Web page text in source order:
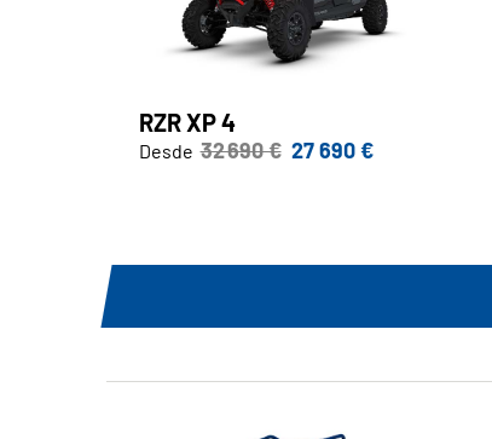
RZR XP 4
Desde 32 690 € 27 690 €